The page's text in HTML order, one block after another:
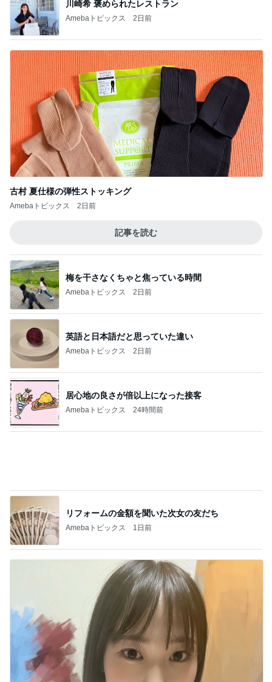
古村 夏仕様の弾性ストッキング
Amebaトピックス 2日前
記事を読む
Amebaトピックス 2日前
英語と日本語だと思っていた違い
Amebaトピックス 2日前
居心地の良さが倍以上になった接客
Amebaトピックス 24時間前
リフォームの金額を聞いた次女の友だち
Amebaトピックス 1日前
ママが整えてくれたすごく快適な部屋
20時間前
記事を読む
ハイブランド面接で答えに詰まった質問